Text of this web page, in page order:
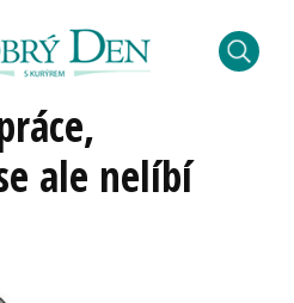
ale nelíbí